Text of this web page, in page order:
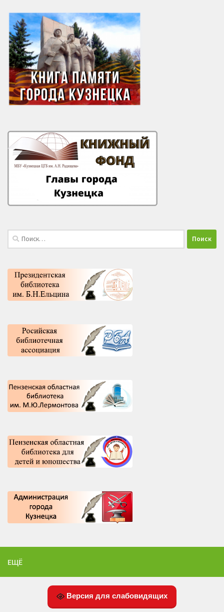
Найти:
ЕЩЁ
Версия для слабовидящих